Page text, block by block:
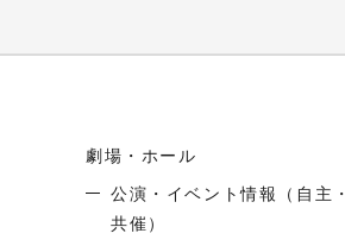
劇場・ホール
公演・イベント情報 （自主・
共催）